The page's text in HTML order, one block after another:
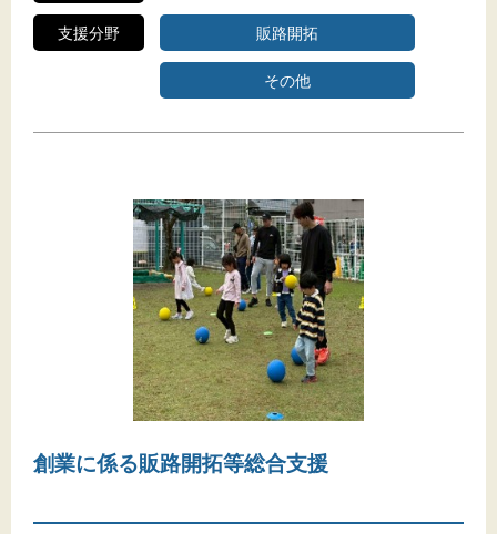
支援分野 販路開拓
その他
創業に係る販路開拓等総合支援